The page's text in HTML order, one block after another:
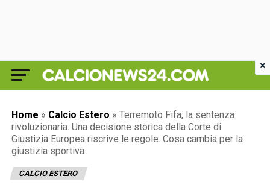
Home » Calcio Estero » Terremoto Fifa, la sentenza
rivoluzionaria. Una decisione storica della Corte di
Giustizia Europea riscrive le regole. Cosa cambia per la
giustizia sportiva
CALCIO ESTERO
×